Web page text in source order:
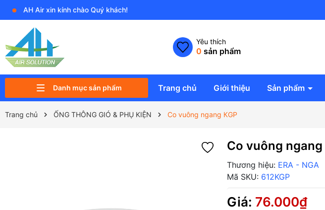
AH Air xin kính chào Quý khách!
Yêu thích
0 sản phẩm
Danh mục sản phẩm Trang chủ Giới thiệu Sản phẩm
Trang chủ ỐNG THÔNG GIÓ & PHỤ KIỆN Co vuông ngang КGP
Co vuông ngang
Thương hiệu: ERA - NGA
Mã SKU: 612KGP
Giá: 76.000₫